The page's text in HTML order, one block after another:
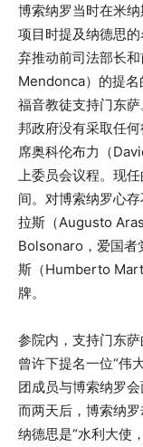
博索纳罗当时在米
项目时提及纳德思
弃推动前司法部长
Mendonca）的提
福音教徒支持门东
邦政府没有采取任
席奥科伦布力（
上委员会议程。现
间。对博索纳罗心
拉斯（Augusto
Bolsonaro，爱国者
斯（Humberto
牌。
参院内，支持门东
曾许下提名一位“伟
团成员与博索纳罗
而两天后，博索纳
纳德思是“水利大使